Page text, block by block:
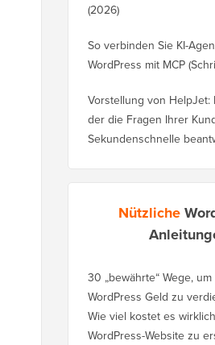
(2026)
So verbinden Sie KI-
WordPress mit MCP
Vorstellung von HelpJet:
der die Fragen Ihrer
Sekundenschnelle
Nützliche
30 „bewährte“ Wege,
WordPress Geld zu
Wie viel kostet es
WordPress-Website zu